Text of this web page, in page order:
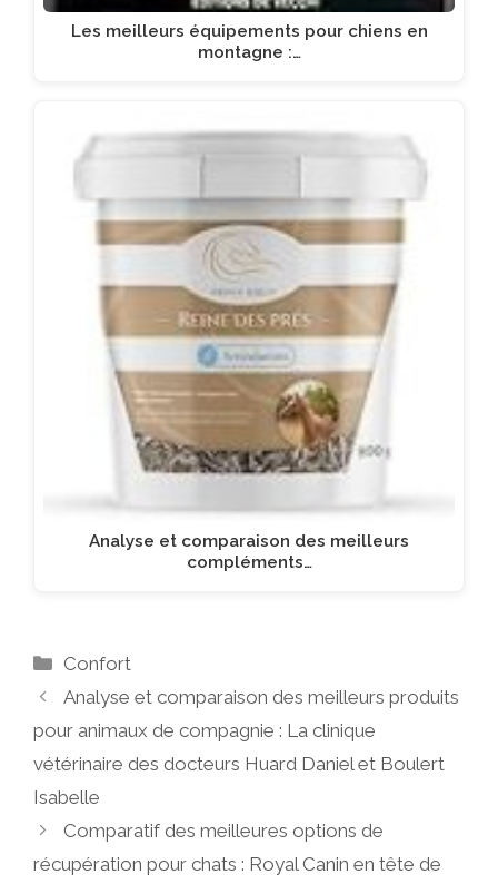
Les meilleurs équipements pour chiens en
montagne :…
Analyse et comparaison des meilleurs
compléments…
Catégories
Confort
Analyse et comparaison des meilleurs produits
pour animaux de compagnie : La clinique
vétérinaire des docteurs Huard Daniel et Boulert
Isabelle
Comparatif des meilleures options de
récupération pour chats : Royal Canin en tête de